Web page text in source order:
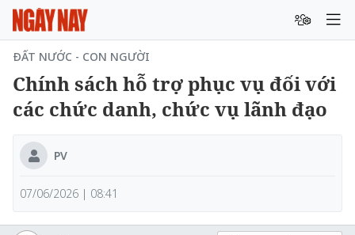
ĐẤT NƯỚC - CON NGƯỜI
Chính sách hỗ trợ phục vụ đối với
các chức danh, chức vụ lãnh đạo
PV
07/06/2026 | 08:41